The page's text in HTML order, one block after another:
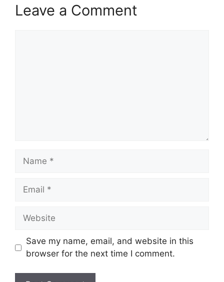
Leave a Comment
Name
Email
Website
Save my name, email, and website in this
browser for the next time I comment.